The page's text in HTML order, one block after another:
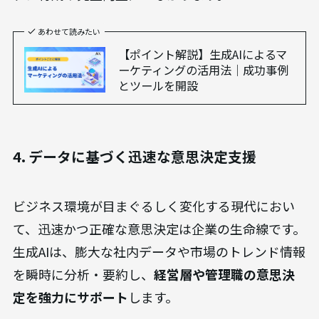
あわせて読みたい
【ポイント解説】生成AIによるマ
ーケティングの活用法｜成功事例
とツールを開設
4. データに基づく迅速な意思決定支援
ビジネス環境が目まぐるしく変化する現代におい
て、迅速かつ正確な意思決定は企業の生命線です。
生成AIは、膨大な社内データや市場のトレンド情報
を瞬時に分析・要約し、 経営層や管理職の意思決
定を強力にサポート します。